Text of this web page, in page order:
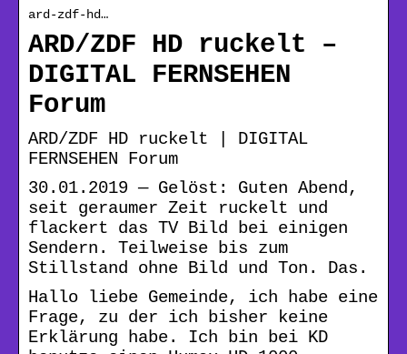
ard-zdf-hd…
ARD/ZDF HD ruckelt –
DIGITAL FERNSEHEN
Forum
ARD/ZDF HD ruckelt | DIGITAL
FERNSEHEN Forum
30.01.2019 — Gelöst: Guten Abend,
seit geraumer Zeit ruckelt und
flackert das TV Bild bei einigen
Sendern. Teilweise bis zum
Stillstand ohne Bild und Ton. Das.
Hallo liebe Gemeinde, ich habe eine
Frage, zu der ich bisher keine
Erklärung habe. Ich bin bei KD